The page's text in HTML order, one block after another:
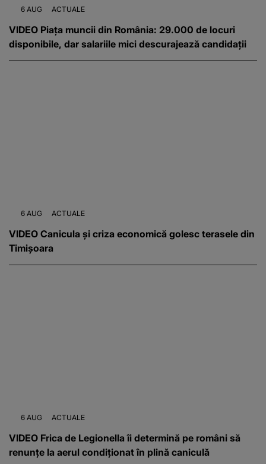
6 AUG ACTUALE
VIDEO Piața muncii din România: 29.000 de locuri
disponibile, dar salariile mici descurajează candidații
6 AUG ACTUALE
VIDEO Canicula și criza economică golesc terasele din
Timișoara
6 AUG ACTUALE
VIDEO Frica de Legionella îi determină pe români să
renunțe la aerul condiționat în plină caniculă